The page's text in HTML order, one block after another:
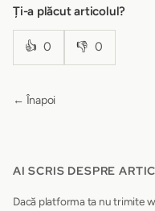
Ți-a plăcut articolul?
👍 0 👎 0
← Înapoi
AI SCRIS DESPRE
Dacă platforma ta nu trimite